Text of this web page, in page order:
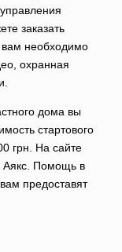
заказать
вам необходимо
охранная
дома вы
стартового
грн. На сайте
Аякс. Помощь в
предоставят